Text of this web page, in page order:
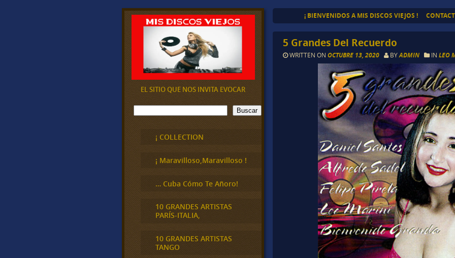
¡ BIENVENIDOS A MIS DISCOS VIEJOS !
5 Grandes Del Recuerdo
WRITTEN ONOCTUBRE 13, 2020 BYADMIN INLEO
EL SITIO QUE NOS INVITA EVOCAR
B
u
Buscar
¡ COLLECTION
¡ Maravilloso,Maravilloso !
… Cuba Cómo Te Añoro!
10 GRANDES ARTISTAS
PARÍS-ITALIA,
10 GRANDES ARTISTAS
TANGO